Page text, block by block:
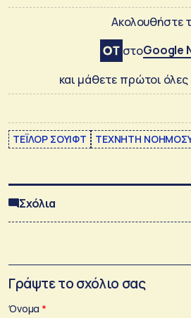
Ακολουθήστε
στοGoogle
και μάθετε πρώτοι όλες
ΤΕΪΛΟΡ ΣΟΥΙΦΤ ΤΕΧΝΗΤΗ
Σχόλια
Γράψτε το σχόλιο σας
Όνομα